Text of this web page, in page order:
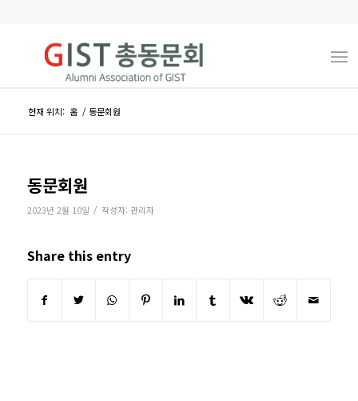
현재 위치: 홈 / 동문회원
동문회원
2023년 2월 10일 / 작성자: 관리자
Share this entry